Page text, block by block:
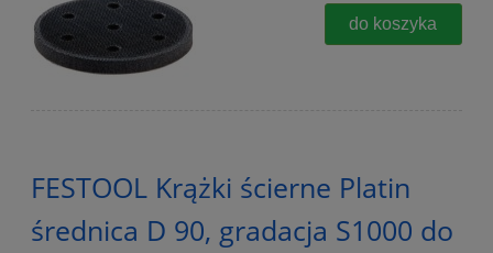
do koszyka
FESTOOL Krążki ścierne Platin
średnica D 90, gradacja S1000 do